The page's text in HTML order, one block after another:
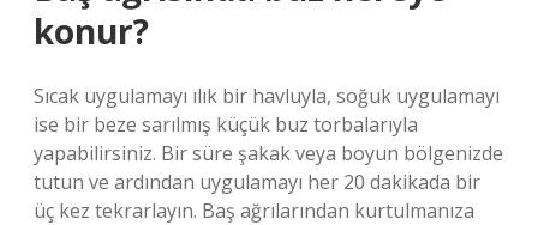
konur?
Sıcak uygulamayı ılık bir havluyla, soğuk uygulamayı
ise bir beze sarılmış küçük buz torbalarıyla
yapabilirsiniz. Bir süre şakak veya boyun bölgenizde
tutun ve ardından uygulamayı her 20 dakikada bir
üç kez tekrarlayın. Baş ağrılarından kurtulmanıza